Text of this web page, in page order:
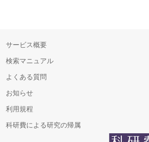
サービス概要
検索マニュアル
よくある質問
お知らせ
利用規程
科研費による研究の帰属